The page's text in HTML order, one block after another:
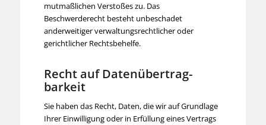
mutmaßlichen Verstoßes zu. Das
Beschwerderecht besteht unbeschadet
anderweitiger verwaltungsrechtlicher oder
gerichtlicher Rechtsbehelfe.
Recht auf Daten­übertrag­
barkeit
Sie haben das Recht, Daten, die wir auf Grundlage
Ihrer Einwilligung oder in Erfüllung eines Vertrags